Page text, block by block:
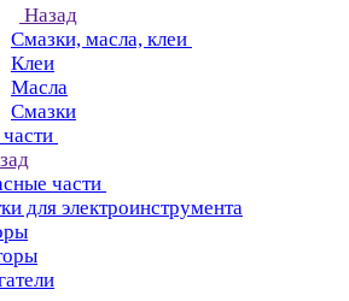
Назад
Смазки, масла, клеи
Клеи
Масла
Смазки
части
для электроинструмента